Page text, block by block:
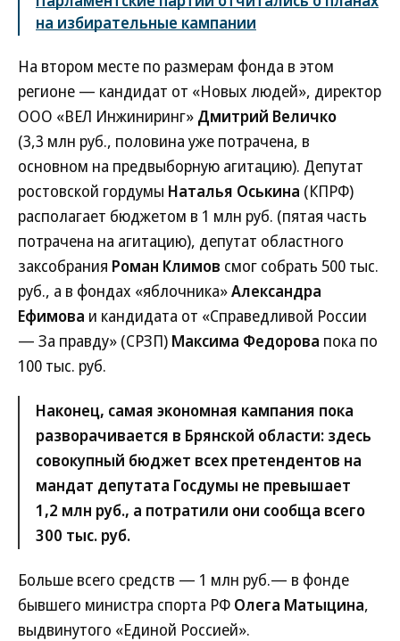
на избирательные кампании
На втором месте по размерам фонда в этом
регионе — кандидат от «Новых людей», директор
ООО «ВЕЛ Инжиниринг» Дмитрий Величко
(3,3 млн руб., половина уже потрачена, в
основном на предвыборную агитацию). Депутат
ростовской гордумы Наталья Оськина (КПРФ)
располагает бюджетом в 1 млн руб. (пятая часть
потрачена на агитацию), депутат областного
заксобрания Роман Климов смог собрать 500 тыс.
руб., а в фондах «яблочника»Александра
Ефимова и кандидата от «Справедливой России
— За правду» (СРЗП) Максима Федорова пока по
100 тыс. руб.
Наконец, самая экономная кампания пока
разворачивается в Брянской области: здесь
совокупный бюджет всех претендентов на
мандат депутата Госдумы не превышает
1,2 млн руб., а потратили они сообща всего
300 тыс. руб.
Больше всего средств — 1 млн руб.— в фонде
бывшего министра спорта РФ Олега Матыцина,
выдвинутого «Единой Россией».